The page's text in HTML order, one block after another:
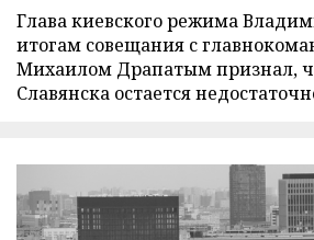
Глава киевского режима
итогам совещания с
Михаилом Драпатым признал,
Славянска остается